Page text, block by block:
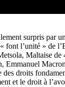
surpris par
font l’unité » de l’
Maltaise
Emmanuel
des droits
et le droit à l’